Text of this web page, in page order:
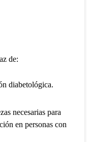
de:
diabetológica.
necesarias para
en personas con